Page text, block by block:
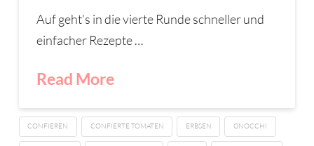
Auf geht’s in die vierte Runde schneller und
einfacher Rezepte …
Read More
CONFIEREN CONFIERTE TOMATEN ERBSEN GNOCCHI